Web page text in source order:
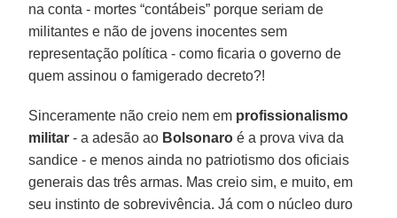
na conta - mortes “contábeis” porque seriam de
militantes e não de jovens inocentes sem
representação política - como ficaria o governo de
quem assinou o famigerado decreto?!
Sinceramente não creio nem em profissionalismo
militar - a adesão ao Bolsonaro é a prova viva da
sandice - e menos ainda no patriotismo dos oficiais
generais das três armas. Mas creio sim, e muito, em
seu instinto de sobrevivência. Já com o núcleo duro